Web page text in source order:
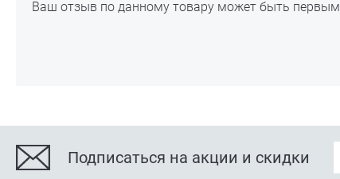
Ваш отзыв по данному товару может быть первым
Подписаться на акции и скидки